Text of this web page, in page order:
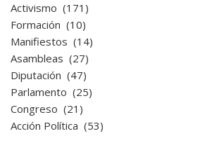
Activismo (171)
Formación (10)
Manifiestos (14)
Asambleas (27)
Diputación (47)
Parlamento (25)
Congreso (21)
Acción Política (53)